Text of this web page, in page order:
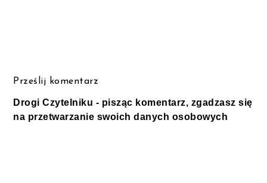
Prześlij komentarz
Drogi Czytelniku - pisząc komentarz, zgadzasz się
na przetwarzanie swoich danych osobowych